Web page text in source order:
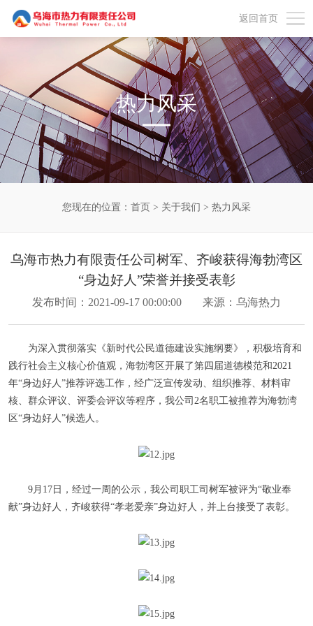
返回首页
热力风采
您现在的位置： 首页 > 关于我们 > 热力风采
乌海市热力有限责任公司树军、齐峻获得海勃湾区
“身边好人”荣誉并接受表彰
发布时间：2021-09-17 00:00:00 来源：乌海热力
为深入贯彻落实《新时代公民道德建设实施纲要》，积极培育和
践行社会主义核心价值观，海勃湾区开展了第四届道德模范和2021
年“身边好人”推荐评选工作，经广泛宣传发动、组织推荐、材料审
核、群众评议、评委会评议等程序，我公司2名职工被推荐为海勃湾
区“身边好人”候选人。
9月17日，经过一周的公示，我公司职工司树军被评为“敬业奉
献”身边好人，齐峻获得“孝老爱亲”身边好人，并上台接受了表彰。